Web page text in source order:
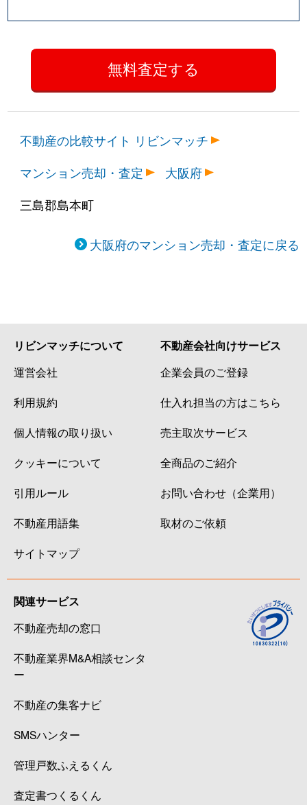
不動産の比較サイト リビンマッチ
マンション売却・査定
大阪府
三島郡島本町
大阪府のマンション売却・査定に戻る
リビンマッチについて
運営会社
利用規約
個人情報の取り扱い
クッキーについて
引用ルール
不動産用語集
サイトマップ
不動産会社向けサービス
企業会員のご登録
仕入れ担当の方はこちら
売主取次サービス
全商品のご紹介
お問い合わせ（企業用）
取材のご依頼
関連サービス
不動産売却の窓口
不動産業界M&A相談センタ
ー
不動産の集客ナビ
SMSハンター
管理戸数ふえるくん
査定書つくるくん